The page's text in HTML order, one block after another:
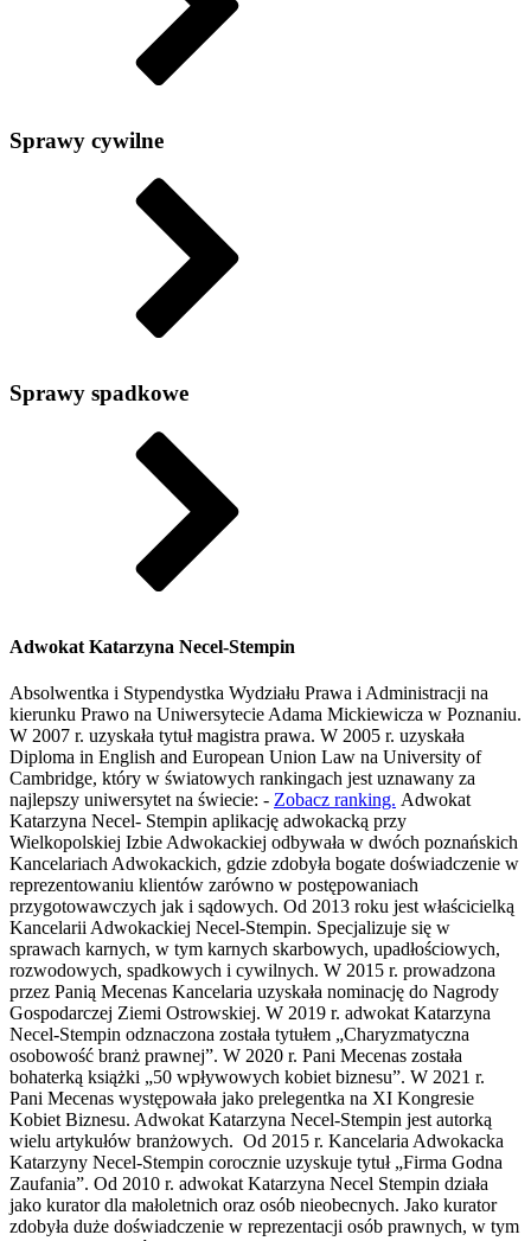
Sprawy cywilne
Sprawy spadkowe
Adwokat Katarzyna Necel-Stempin
Absolwentka i Stypendystka Wydziału Prawa i Administracji na
kierunku Prawo na Uniwersytecie Adama Mickiewicza w Poznaniu.
W 2007 r. uzyskała tytuł magistra prawa. W 2005 r. uzyskała
Diploma in English and European Union Law na University of
Cambridge, który w światowych rankingach jest uznawany za
najlepszy uniwersytet na świecie: - Zobacz ranking. Adwokat
Katarzyna Necel- Stempin aplikację adwokacką przy
Wielkopolskiej Izbie Adwokackiej odbywała w dwóch poznańskich
Kancelariach Adwokackich, gdzie zdobyła bogate doświadczenie w
reprezentowaniu klientów zarówno w postępowaniach
przygotowawczych jak i sądowych. Od 2013 roku jest właścicielką
Kancelarii Adwokackiej Necel-Stempin. Specjalizuje się w
sprawach karnych, w tym karnych skarbowych, upadłościowych,
rozwodowych, spadkowych i cywilnych. W 2015 r. prowadzona
przez Panią Mecenas Kancelaria uzyskała nominację do Nagrody
Gospodarczej Ziemi Ostrowskiej. W 2019 r. adwokat Katarzyna
Necel-Stempin odznaczona została tytułem „Charyzmatyczna
osobowość branż prawnej”. W 2020 r. Pani Mecenas została
bohaterką książki „50 wpływowych kobiet biznesu”. W 2021 r.
Pani Mecenas występowała jako prelegentka na XI Kongresie
Kobiet Biznesu. Adwokat Katarzyna Necel-Stempin jest autorką
wielu artykułów branżowych. Od 2015 r. Kancelaria Adwokacka
Katarzyny Necel-Stempin corocznie uzyskuje tytuł „Firma Godna
Zaufania”. Od 2010 r. adwokat Katarzyna Necel Stempin działa
jako kurator dla małoletnich oraz osób nieobecnych. Jako kurator
zdobyła duże doświadczenie w reprezentacji osób prawnych, w tym